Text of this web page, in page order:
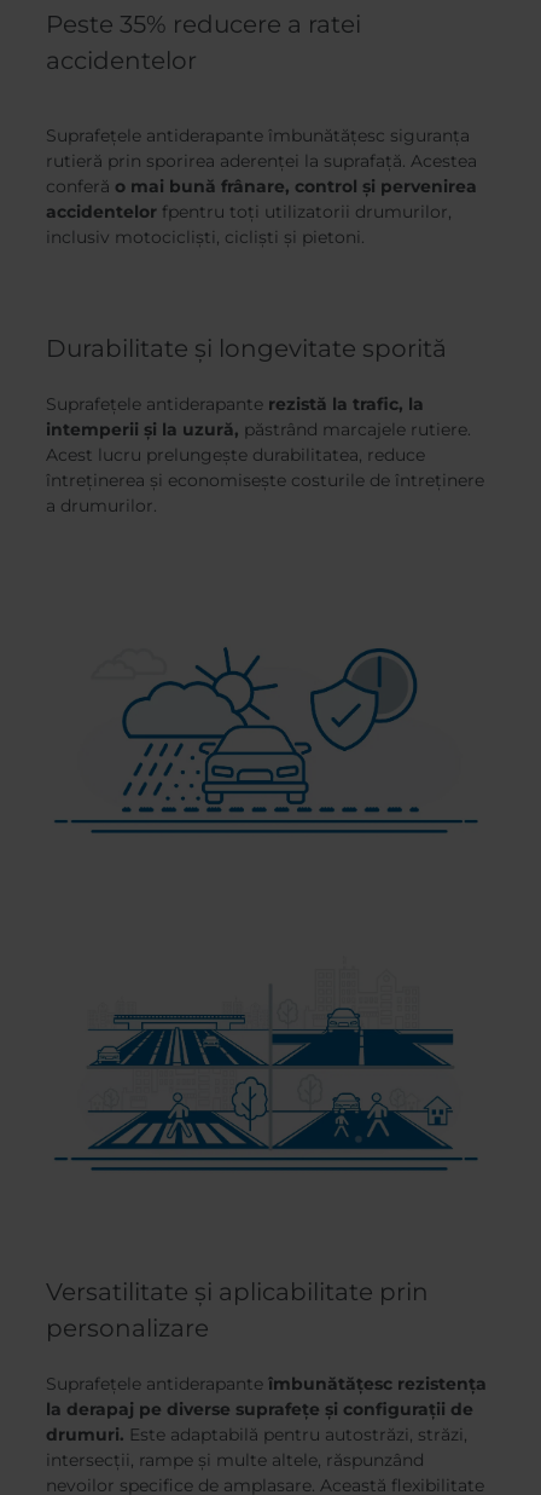
Peste 35% reducere a ratei
accidentelor
Suprafețele antiderapante îmbunătățesc siguranța
rutieră prin sporirea aderenței la suprafață. Acestea
conferă o mai bună frânare, control și pervenirea
accidentelor fpentru toți utilizatorii drumurilor,
inclusiv motocicliști, cicliști și pietoni.
Durabilitate și longevitate sporită
Suprafețele antiderapante rezistă la trafic, la
intemperii și la uzură, păstrând marcajele rutiere.
Acest lucru prelungește durabilitatea, reduce
întreținerea și economisește costurile de întreținere
a drumurilor.
Versatilitate și aplicabilitate prin
personalizare
Suprafețele antiderapante îmbunătățesc rezistența
la derapaj pe diverse suprafețe și configurații de
drumuri. Este adaptabilă pentru autostrăzi, străzi,
intersecții, rampe și multe altele, răspunzând
nevoilor specifice de amplasare. Această flexibilitate